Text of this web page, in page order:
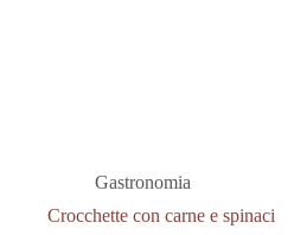
Gastronomia
Crocchette con carne e spinaci